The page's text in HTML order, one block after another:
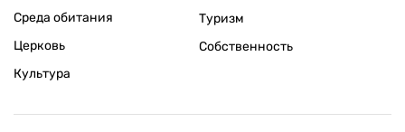
Среда обитания
Церковь
Культура
Туризм
Собственность